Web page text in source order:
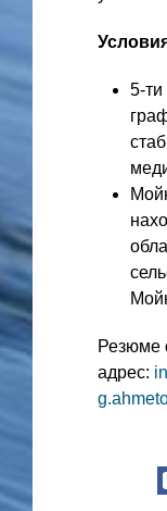
5-
Резюме
адрес: